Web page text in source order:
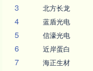
3 北方长龙
4 蓝盾光电
5 信濠光电
6 近岸蛋白
7 海正生材